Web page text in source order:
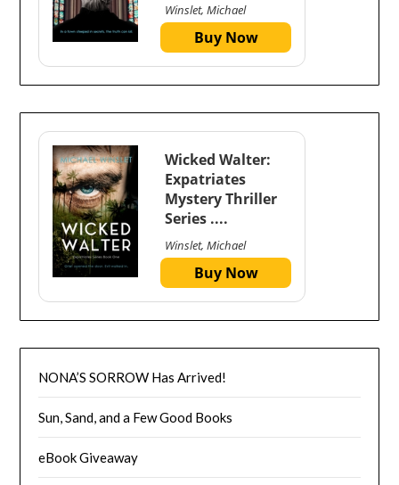
Winslet, Michael
Buy Now
Wicked Walter:
Expatriates
Mystery Thriller
Series ....
Winslet, Michael
Buy Now
NONA’S SORROW Has Arrived!
Sun, Sand, and a Few Good Books
eBook Giveaway